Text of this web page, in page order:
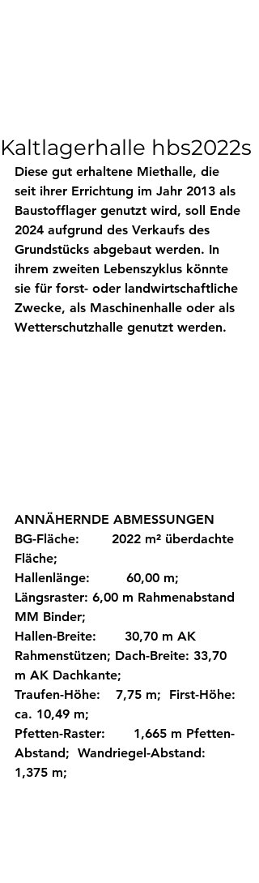
Kaltlagerhalle hbs2022s
Diese gut erhaltene Miethalle, die
seit ihrer Errichtung im Jahr 2013 als
Baustofflager genutzt wird, soll Ende
2024 aufgrund des Verkaufs des
Grundstücks abgebaut werden. In
ihrem zweiten Lebenszyklus könnte
sie für forst- oder landwirtschaftliche
Zwecke, als Maschinenhalle oder als
Wetterschutzhalle genutzt werden.
ANNÄHERNDE ABMESSUNGEN
BG-Fläche:        2022 m² überdachte
Fläche;
Hallenlänge:         60,00 m;
Längsraster: 6,00 m Rahmenabstand
MM Binder;
Hallen-Breite:       30,70 m AK
Rahmenstützen; Dach-Breite: 33,70
m AK Dachkante;
Traufen-Höhe:	 7,75 m;  First-Höhe:
ca. 10,49 m;
Pfetten-Raster:       1,665 m Pfetten-
Abstand;  Wandriegel-Abstand:
1,375 m;